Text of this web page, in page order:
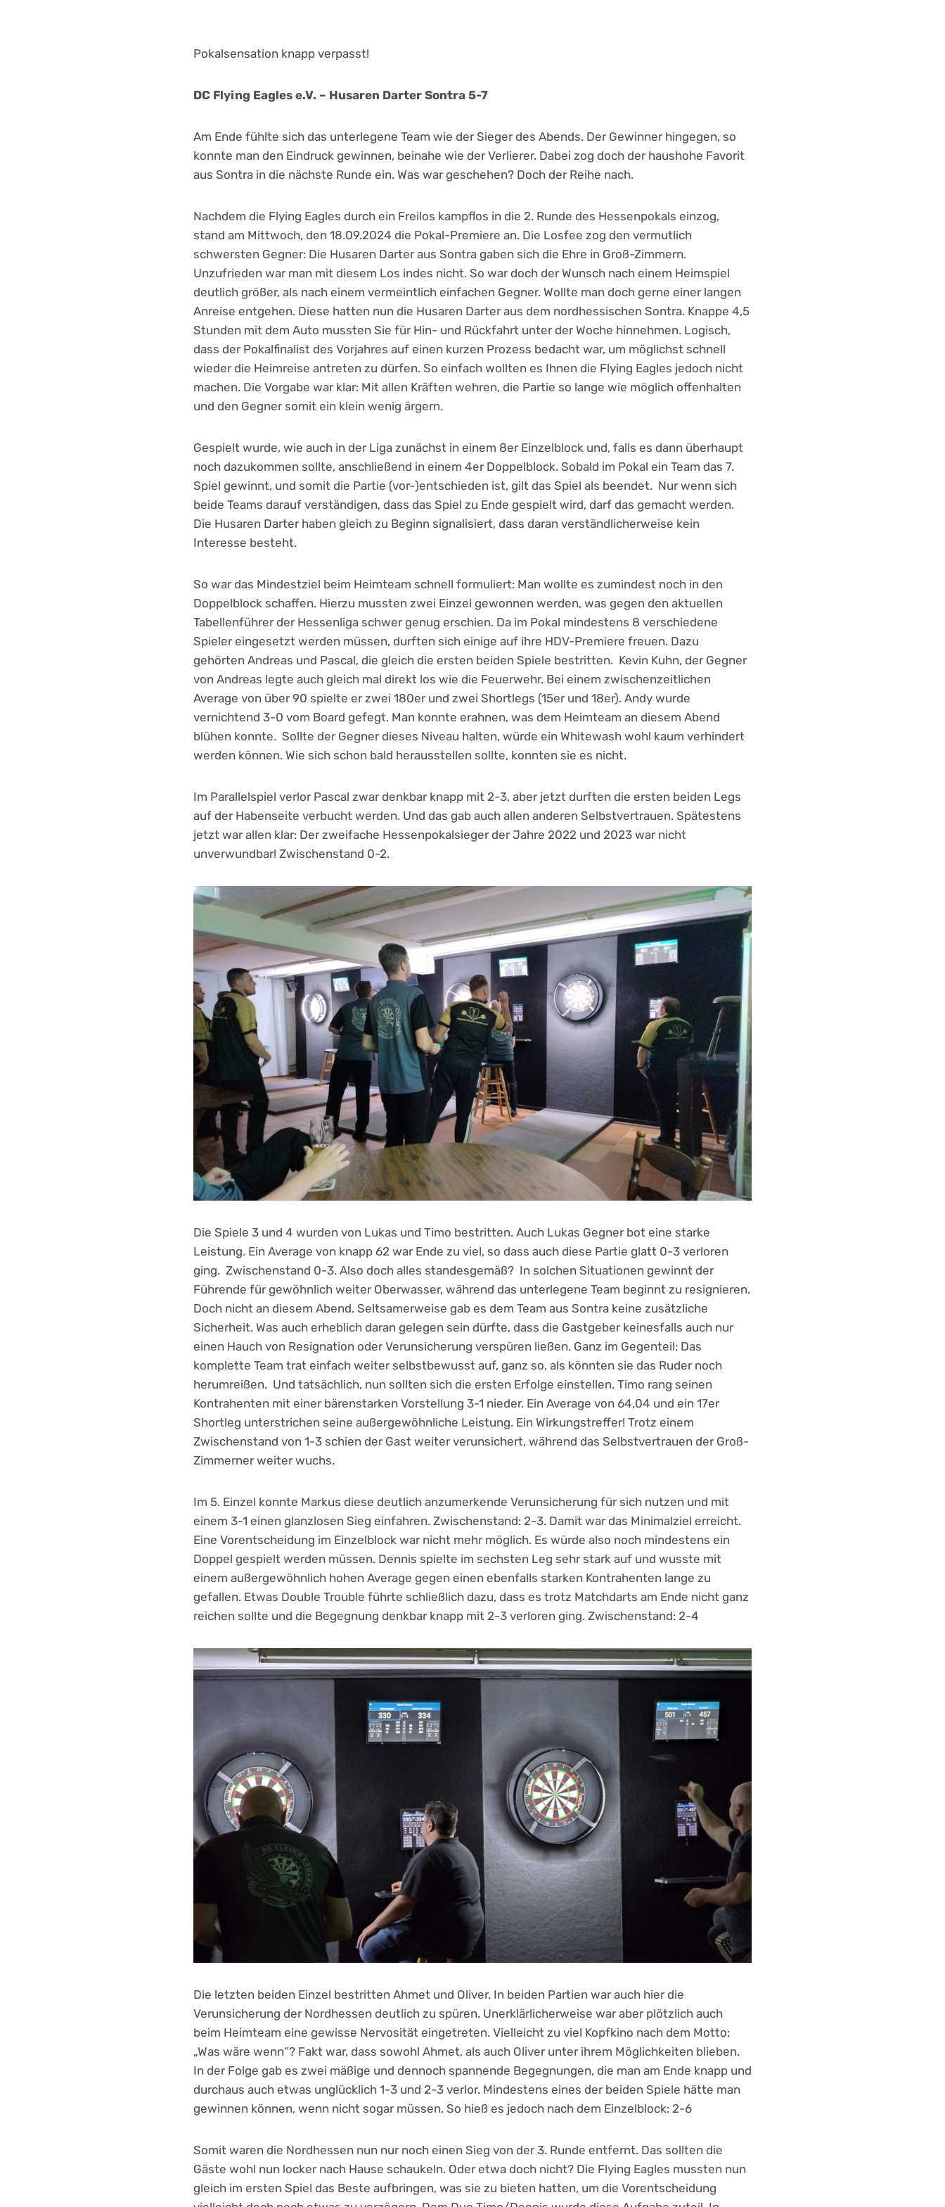
Pokalsensation knapp verpasst!
DC Flying Eagles e.V. – Husaren Darter Sontra 5-7
Am Ende fühlte sich das unterlegene Team wie der Sieger des Abends. Der Gewinner hingegen, so
konnte man den Eindruck gewinnen, beinahe wie der Verlierer. Dabei zog doch der haushohe Favorit
aus Sontra in die nächste Runde ein. Was war geschehen? Doch der Reihe nach.
Nachdem die Flying Eagles durch ein Freilos kampflos in die 2. Runde des Hessenpokals einzog,
stand am Mittwoch, den 18.09.2024 die Pokal-Premiere an. Die Losfee zog den vermutlich
schwersten Gegner: Die Husaren Darter aus Sontra gaben sich die Ehre in Groß-Zimmern.
Unzufrieden war man mit diesem Los indes nicht. So war doch der Wunsch nach einem Heimspiel
deutlich größer, als nach einem vermeintlich einfachen Gegner. Wollte man doch gerne einer langen
Anreise entgehen. Diese hatten nun die Husaren Darter aus dem nordhessischen Sontra. Knappe 4,5
Stunden mit dem Auto mussten Sie für Hin- und Rückfahrt unter der Woche hinnehmen. Logisch,
dass der Pokalfinalist des Vorjahres auf einen kurzen Prozess bedacht war, um möglichst schnell
wieder die Heimreise antreten zu dürfen. So einfach wollten es Ihnen die Flying Eagles jedoch nicht
machen. Die Vorgabe war klar: Mit allen Kräften wehren, die Partie so lange wie möglich offenhalten
und den Gegner somit ein klein wenig ärgern.
Gespielt wurde, wie auch in der Liga zunächst in einem 8er Einzelblock und, falls es dann überhaupt
noch dazukommen sollte, anschließend in einem 4er Doppelblock. Sobald im Pokal ein Team das 7.
Spiel gewinnt, und somit die Partie (vor-)entschieden ist, gilt das Spiel als beendet. Nur wenn sich
beide Teams darauf verständigen, dass das Spiel zu Ende gespielt wird, darf das gemacht werden.
Die Husaren Darter haben gleich zu Beginn signalisiert, dass daran verständlicherweise kein
Interesse besteht.
So war das Mindestziel beim Heimteam schnell formuliert: Man wollte es zumindest noch in den
Doppelblock schaffen. Hierzu mussten zwei Einzel gewonnen werden, was gegen den aktuellen
Tabellenführer der Hessenliga schwer genug erschien. Da im Pokal mindestens 8 verschiedene
Spieler eingesetzt werden müssen, durften sich einige auf ihre HDV-Premiere freuen. Dazu
gehörten Andreas und Pascal, die gleich die ersten beiden Spiele bestritten. Kevin Kuhn, der Gegner
von Andreas legte auch gleich mal direkt los wie die Feuerwehr. Bei einem zwischenzeitlichen
Average von über 90 spielte er zwei 180er und zwei Shortlegs (15er und 18er). Andy wurde
vernichtend 3-0 vom Board gefegt. Man konnte erahnen, was dem Heimteam an diesem Abend
blühen konnte. Sollte der Gegner dieses Niveau halten, würde ein Whitewash wohl kaum verhindert
werden können. Wie sich schon bald herausstellen sollte, konnten sie es nicht.
Im Parallelspiel verlor Pascal zwar denkbar knapp mit 2-3, aber jetzt durften die ersten beiden Legs
auf der Habenseite verbucht werden. Und das gab auch allen anderen Selbstvertrauen. Spätestens
jetzt war allen klar: Der zweifache Hessenpokalsieger der Jahre 2022 und 2023 war nicht
unverwundbar! Zwischenstand 0-2.
Die Spiele 3 und 4 wurden von Lukas und Timo bestritten. Auch Lukas Gegner bot eine starke
Leistung. Ein Average von knapp 62 war Ende zu viel, so dass auch diese Partie glatt 0-3 verloren
ging. Zwischenstand 0-3. Also doch alles standesgemäß? In solchen Situationen gewinnt der
Führende für gewöhnlich weiter Oberwasser, während das unterlegene Team beginnt zu resignieren.
Doch nicht an diesem Abend. Seltsamerweise gab es dem Team aus Sontra keine zusätzliche
Sicherheit. Was auch erheblich daran gelegen sein dürfte, dass die Gastgeber keinesfalls auch nur
einen Hauch von Resignation oder Verunsicherung verspüren ließen. Ganz im Gegenteil: Das
komplette Team trat einfach weiter selbstbewusst auf, ganz so, als könnten sie das Ruder noch
herumreißen. Und tatsächlich, nun sollten sich die ersten Erfolge einstellen. Timo rang seinen
Kontrahenten mit einer bärenstarken Vorstellung 3-1 nieder. Ein Average von 64,04 und ein 17er
Shortleg unterstrichen seine außergewöhnliche Leistung. Ein Wirkungstreffer! Trotz einem
Zwischenstand von 1-3 schien der Gast weiter verunsichert, während das Selbstvertrauen der Groß-
Zimmerner weiter wuchs.
Im 5. Einzel konnte Markus diese deutlich anzumerkende Verunsicherung für sich nutzen und mit
einem 3-1 einen glanzlosen Sieg einfahren. Zwischenstand: 2-3. Damit war das Minimalziel erreicht.
Eine Vorentscheidung im Einzelblock war nicht mehr möglich. Es würde also noch mindestens ein
Doppel gespielt werden müssen. Dennis spielte im sechsten Leg sehr stark auf und wusste mit
einem außergewöhnlich hohen Average gegen einen ebenfalls starken Kontrahenten lange zu
gefallen. Etwas Double Trouble führte schließlich dazu, dass es trotz Matchdarts am Ende nicht ganz
reichen sollte und die Begegnung denkbar knapp mit 2-3 verloren ging. Zwischenstand: 2-4
Die letzten beiden Einzel bestritten Ahmet und Oliver. In beiden Partien war auch hier die
Verunsicherung der Nordhessen deutlich zu spüren. Unerklärlicherweise war aber plötzlich auch
beim Heimteam eine gewisse Nervosität eingetreten. Vielleicht zu viel Kopfkino nach dem Motto:
„Was wäre wenn“? Fakt war, dass sowohl Ahmet, als auch Oliver unter ihrem Möglichkeiten blieben.
In der Folge gab es zwei mäßige und dennoch spannende Begegnungen, die man am Ende knapp und
durchaus auch etwas unglücklich 1-3 und 2-3 verlor. Mindestens eines der beiden Spiele hätte man
gewinnen können, wenn nicht sogar müssen. So hieß es jedoch nach dem Einzelblock: 2-6
Somit waren die Nordhessen nun nur noch einen Sieg von der 3. Runde entfernt. Das sollten die
Gäste wohl nun locker nach Hause schaukeln. Oder etwa doch nicht? Die Flying Eagles mussten nun
gleich im ersten Spiel das Beste aufbringen, was sie zu bieten hatten, um die Vorentscheidung